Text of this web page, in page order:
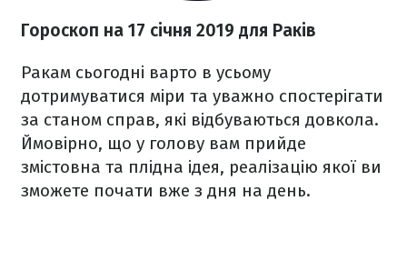
Гороскоп на 17 січня 2019 для Раків
Ракам сьогодні варто в усьому
дотримуватися міри та уважно спостерігати
за станом справ, які відбуваються довкола.
Ймовірно, що у голову вам прийде
змістовна та плідна ідея, реалізацію якої ви
зможете почати вже з дня на день.